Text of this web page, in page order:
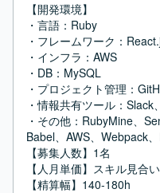
【開発環境】
・言語：Ruby
・フレームワーク：
・インフラ：AWS
・DB：MySQL
・プロジェクト管理：
・情報共有ツール：Slack
・その他：RubyMine、
Babel、AWS、Webpack
【募集人数】1名
【人月単価】スキル見合い
【精算幅】140-180h